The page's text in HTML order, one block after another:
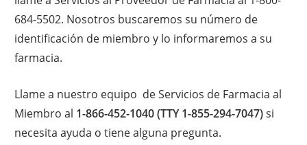
684-5502. Nosotros buscaremos su número de
identificación de miembro y lo informaremos a su
farmacia.
Llame a nuestro equipo de Servicios de Farmacia al
Miembro al 1-866-452-1040 (TTY 1-855-294-7047)si
necesita ayuda o tiene alguna pregunta.